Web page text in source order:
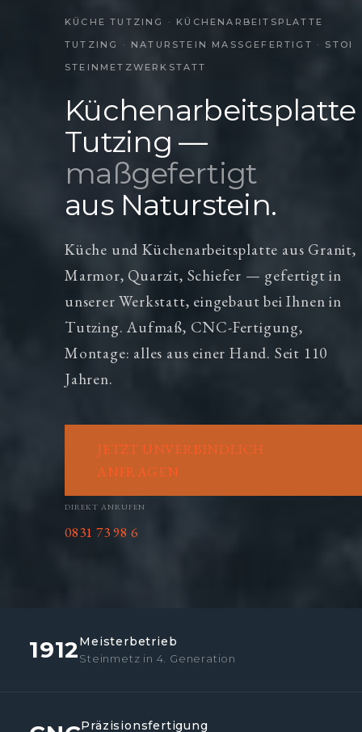
KÜCHE TUTZING · KÜCHENARBEITSPLATTE
TUTZING · NATURSTEIN MASSGEFERTIGT · STOI S
TEINMETZWERKSTATT
Küchenarbeitsplatte
Tutzing —
maßgefertigt
aus Naturstein.
Küche und Küchenarbeitsplatte aus Granit,
Marmor, Quarzit, Schiefer — gefertigt in
unserer Werkstatt, eingebaut bei Ihnen in
Tutzing. Aufmaß, CNC-Fertigung,
Montage: alles aus einer Hand. Seit 110
Jahren.
JETZT UNVERBINDLICH
ANFRAGEN
DIREKT ANRUFEN
0831 73 98 6
1912Meisterbetrieb
Steinmetz in 4. Generation
Präzisionsfertigung